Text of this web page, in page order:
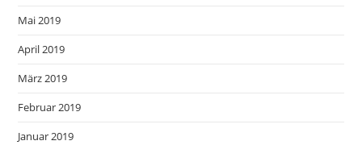
Mai 2019
April 2019
März 2019
Februar 2019
Januar 2019